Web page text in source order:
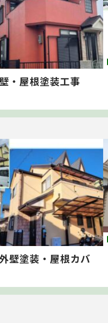
・屋根塗装工事
壁塗装・屋根カバ